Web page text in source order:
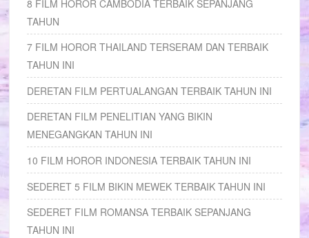
8 FILM HOROR CAMBODIA TERBAIK SEPANJANG
TAHUN
7 FILM HOROR THAILAND TERSERAM DAN TERBAIK
TAHUN INI
DERETAN FILM PERTUALANGAN TERBAIK TAHUN INI
DERETAN FILM PENELITIAN YANG BIKIN
MENEGANGKAN TAHUN INI
10 FILM HOROR INDONESIA TERBAIK TAHUN INI
SEDERET 5 FILM BIKIN MEWEK TERBAIK TAHUN INI
SEDERET FILM ROMANSA TERBAIK SEPANJANG
TAHUN INI